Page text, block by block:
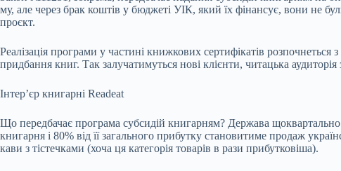
му, але через брак коштів у бюджеті УІК, який їх фінансує, вони не
проєкт.
Реалізація програми у частині книжкових сертифікатів розпочнеться
придбання книг. Так залучатимуться нові клієнти, читацька
Інтерʼєр книгарні Readeat
Що передбачає програма субсидій книгарням? Держава
книгарня і 80% від її загального прибутку становитиме продаж
кави з тістечками (хоча ця категорія товарів в рази прибутковіша).